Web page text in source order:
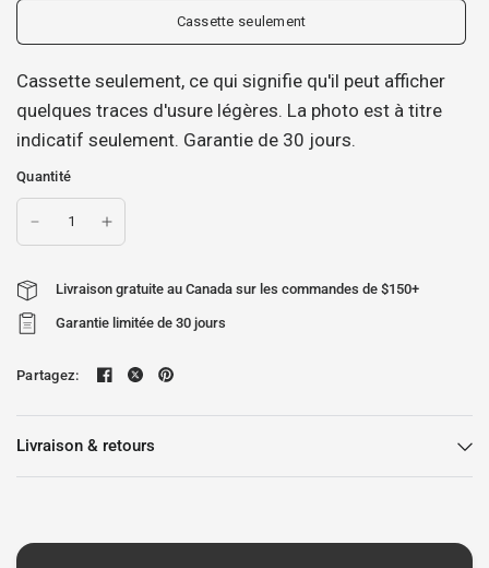
Cassette seulement
Cassette seulement, ce qui signifie qu'il peut afficher
quelques traces d'usure légères. La photo est à titre
indicatif seulement. Garantie de 30 jours.
Quantité
Livraison gratuite au Canada sur les commandes de $150+
Garantie limitée de 30 jours
Partagez:
Livraison & retours